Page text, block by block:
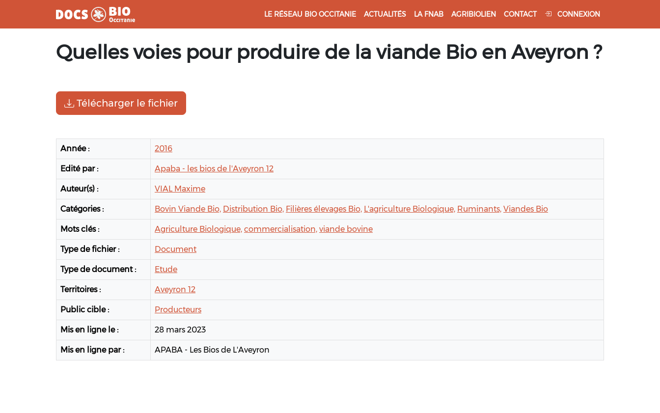
LE RÉSEAU BIO OCCITANIE ACTUALITÉS LA FNAB AGRIBIOLIEN CONTACT CONNEXION
Quelles voies pour produire de la viande Bio en Aveyron ?
Télécharger le fichier
Année : 2016
Edité par : Apaba - les bios de l'Aveyron 12
Auteur(s) : VIAL Maxime
Catégories : Bovin Viande Bio, Distribution Bio, Filières élevages Bio, L'agriculture Biologique, Ruminants, Viandes Bio
Mots clés : Agriculture Biologique, commercialisation, viande bovine
Type de fichier : Document
Type de document : Etude
Territoires : Aveyron 12
Public cible : Producteurs
Mis en ligne le : 28 mars 2023
Mis en ligne par : APABA - Les Bios de L'Aveyron